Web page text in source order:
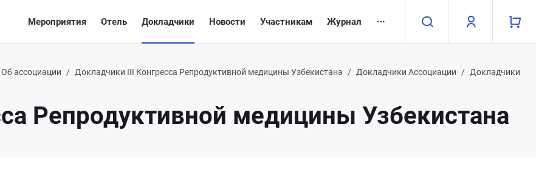
Мероприятия Отель Докладчики Новости Участникам Журнал
Об ассоциации Докладчики III Конгресса Репродуктивной медицины Узбекистана Докладчики Ассоциации
Докладчики
Репродуктивной медицины Узбекистана